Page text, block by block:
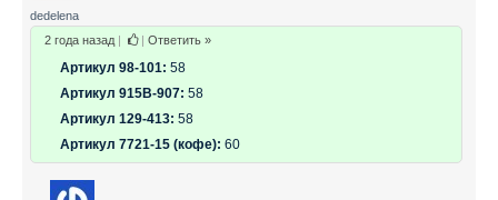
dedelena
2 года назад | | Ответить »
Артикул 98-101: 58
Артикул 915В-907: 58
Артикул 129-413: 58
Артикул 7721-15 (кофе): 60